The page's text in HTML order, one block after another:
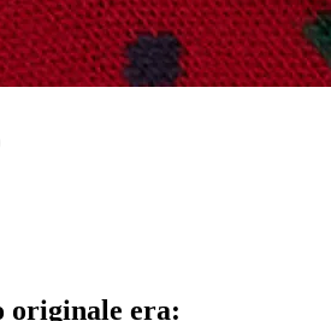
originale era: